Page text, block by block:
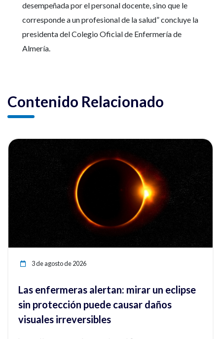
desempeñada por el personal docente, sino que le
corresponde a un profesional de la salud” concluye la
presidenta del Colegio Oficial de Enfermería de
Almería.
Contenido Relacionado
3 de agosto de 2026
Las enfermeras alertan: mirar un eclipse
sin protección puede causar daños
visuales irreversibles
Ver noticia